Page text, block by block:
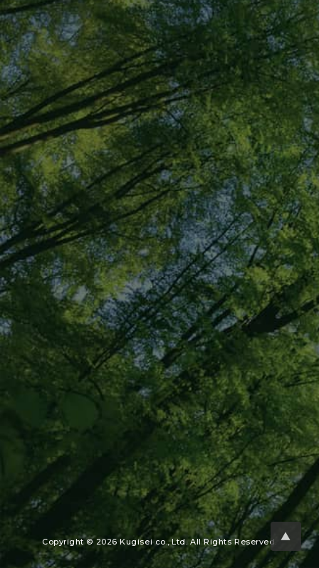
▲
メールでのお問い合わせ
Copyright © 2026 Kugisei co., Ltd. All Rights Reserved.